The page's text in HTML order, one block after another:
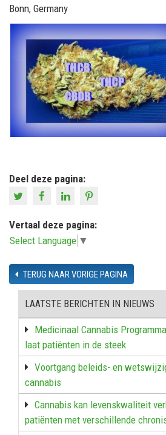
Bonn, Germany
Deel deze pagina:
Vertaal deze pagina:
Select Language ▼
TERUG NAAR VORIGE PAGINA
LAATSTE BERICHTEN IN NIEUWS
Medicinaal Cannabis
laat patiënten in de steek
Voortgang beleids- en
cannabis
Cannabis kan levenskwaliteit
patiënten met verschillende